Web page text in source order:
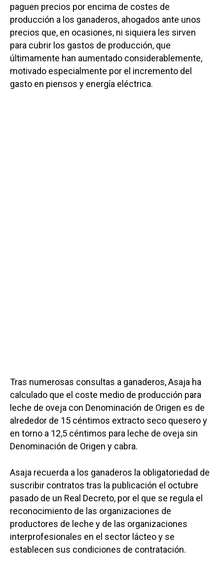
paguen precios por encima de costes de
producción a los ganaderos, ahogados ante unos
precios que, en ocasiones, ni siquiera les sirven
para cubrir los gastos de producción, que
últimamente han aumentado considerablemente,
motivado especialmente por el incremento del
gasto en piensos y energía eléctrica.
Tras numerosas consultas a ganaderos, Asaja ha
calculado que el coste medio de producción para
leche de oveja con Denominación de Origen es de
alrededor de 15 céntimos extracto seco quesero y
en torno a 12,5 céntimos para leche de oveja sin
Denominación de Origen y cabra.
Asaja recuerda a los ganaderos la obligatoriedad de
suscribir contratos tras la publicación el octubre
pasado de un Real Decreto, por el que se regula el
reconocimiento de las organizaciones de
productores de leche y de las organizaciones
interprofesionales en el sector lácteo y se
establecen sus condiciones de contratación.